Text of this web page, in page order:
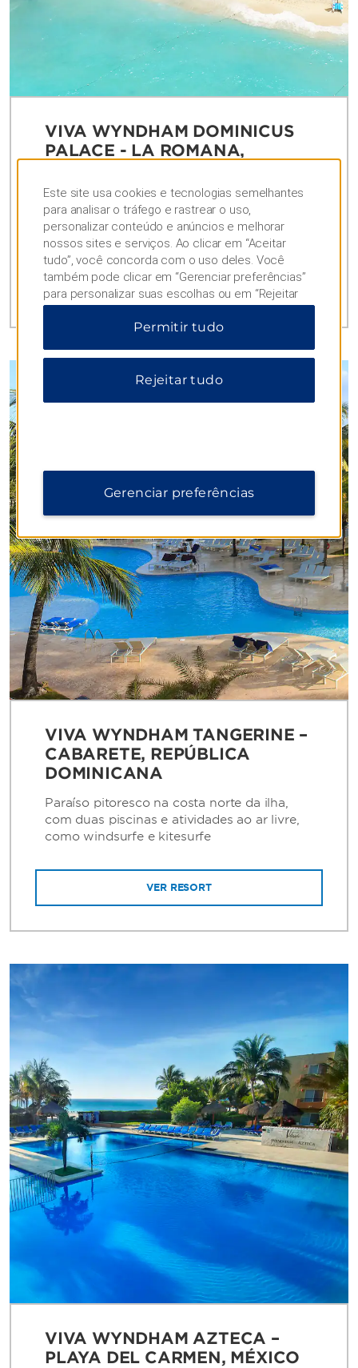
VIVA WYNDHAM DOMINICUS
PALACE - LA ROMANA,
Maravilhoso refúgio à beira-mar com spa e
10 restaurantes, além de acesso ao Viva
Wyndham Dominicus Beach
VER RESORT
VIVA WYNDHAM TANGERINE –
CABARETE, REPÚBLICA
DOMINICANA
Paraíso pitoresco na costa norte da ilha,
com duas piscinas e atividades ao ar livre,
como windsurfe e kitesurfe
VER RESORT
VIVA WYNDHAM AZTECA –
PLAYA DEL CARMEN, MÉXICO
Este site usa cookies e tecnologias semelhantes
para analisar o tráfego e rastrear o uso,
personalizar conteúdo e anúncios e melhorar
nossos sites e serviços. Ao clicar em “Aceitar
tudo”, você concorda com o uso deles. Você
também pode clicar em “Gerenciar preferências”
para personalizar suas escolhas ou em “Rejeitar
tudo” para permitir apenas cookies essenciais.
Para obter informações adicionais, visite nosso
Permitir tudo
Rejeitar tudo
Gerenciar preferências